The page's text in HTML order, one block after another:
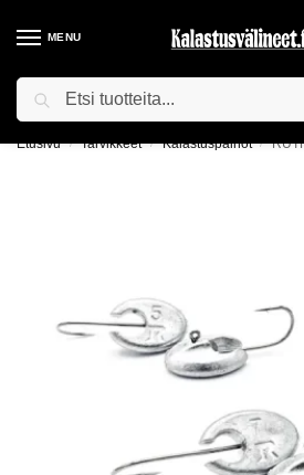
MENU
ILMAINEN TOIMITUS YLI 75€
Etusivu / Tarvikkeet / Kalastuspainot /